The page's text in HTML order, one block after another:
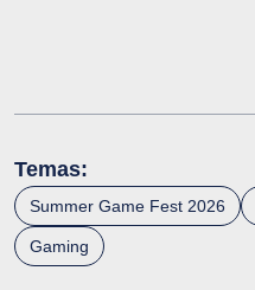
Temas:
Summer Game Fest 2026
Gaming